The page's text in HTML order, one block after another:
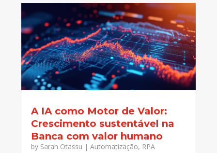
A IA como Motor de Valor:
Crescimento sustentável na
Banca com valor humano
by Sarah Otassu | Automatização, RPA